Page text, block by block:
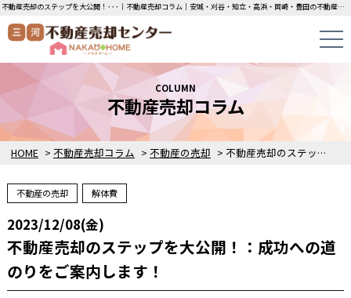
不動産売却のステップを大公開！･･･｜不動産売却コラム｜安城・刈谷・知立・高浜・岡崎・豊田の不動産売却・買取・査定なら三河不動産売却センターにお任せください！土地・中古一戸建ての即日無料査定・即金買取を行っています！
HOME > 不動産売却コラム > 不動産の売却 > 不動産売却のステップを大公開！：成功への道のりをご案内します！
COLUMN
不動産売却コラム
不動産の売却 解体費
2023/12/08(金)
不動産売却のステップを大公開！：成功への道
のりをご案内します！